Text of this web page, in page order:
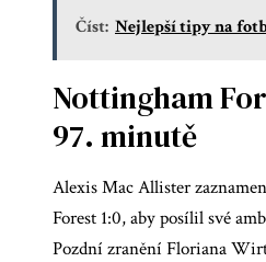
Číst: Nejlepší tipy na
Nottingham
97. minutě
Alexis Mac Allister
Forest 1:0, aby posílil své
Pozdní zranění Floriana